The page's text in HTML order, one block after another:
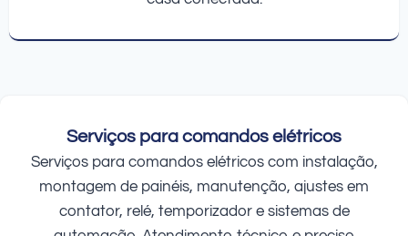
Serviços para comandos elétricos
Serviços para comandos elétricos com instalação,
montagem de painéis, manutenção, ajustes em
contator, relé, temporizador e sistemas de